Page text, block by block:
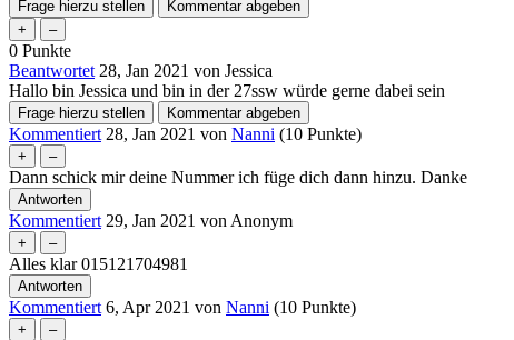
0 Punkte
Beantwortet 28, Jan 2021 von Jessica
Hallo bin Jessica und bin in der 27ssw würde gerne dabei sein
Kommentiert 28, Jan 2021 von Nanni (10 Punkte)
Dann schick mir deine Nummer ich füge dich dann hinzu. Danke
Kommentiert 29, Jan 2021 von Anonym
Alles klar 015121704981
Kommentiert 6, Apr 2021 von Nanni (10 Punkte)